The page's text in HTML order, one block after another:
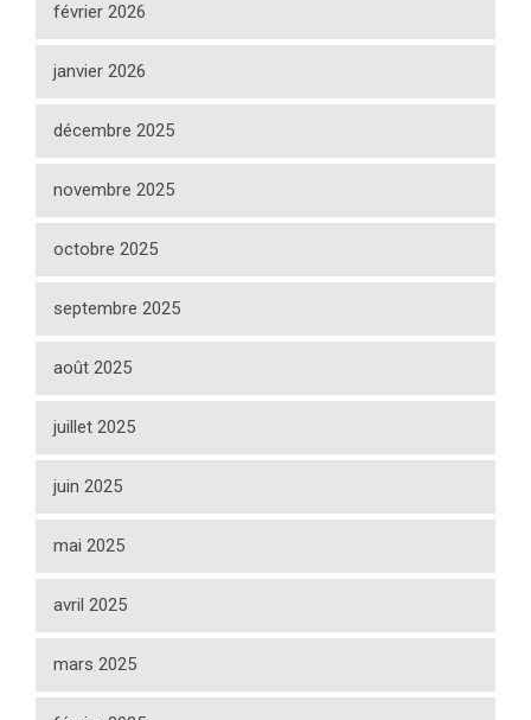
février 2026
janvier 2026
décembre 2025
novembre 2025
octobre 2025
septembre 2025
août 2025
juillet 2025
juin 2025
mai 2025
avril 2025
mars 2025